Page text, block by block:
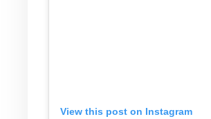
View this post on Instagram